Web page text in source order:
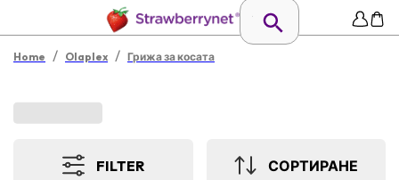
Home / Olaplex / Грижа за косата
FILTER СОРТИРАНЕ